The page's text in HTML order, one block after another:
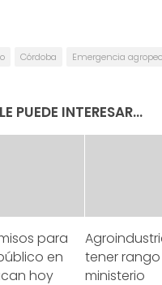
Córdoba Emergencia
PUEDE INTERESAR...
para
en
hoy
tener
ministerio